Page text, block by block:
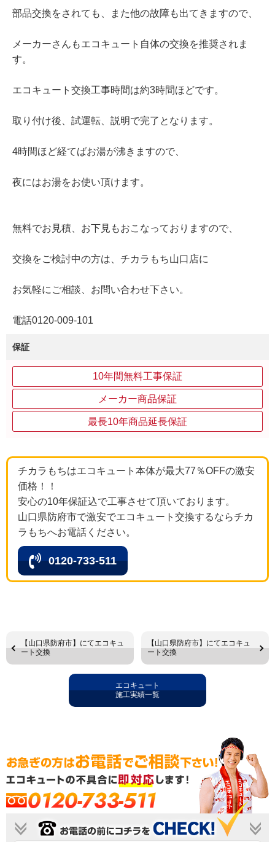
部品交換をされても、また他の故障も出てきますので、
メーカーさんもエコキュート自体の交換を推奨されま
す。
エコキュート交換工事時間は約3時間ほどです。
取り付け後、試運転、説明で完了となります。
4時間ほど経てばお湯が沸きますので、
夜にはお湯をお使い頂けます。
無料でお見積、お下見もおこなっておりますので、
交換をご検討中の方は、チカラもち山口店に
お気軽にご相談、お問い合わせ下さい。
電話0120-009-101
保証
10年間無料工事保証
メーカー商品保証
最長10年商品延長保証
チカラもちはエコキュート本体が最大77％OFFの激安
価格！！
安心の10年保証込で工事させて頂いております。
山口県防府市で激安でエコキュート交換するならチカ
ラもちへお電話ください。
0120-733-511
【山口県防府市】にてエコキュ
ート交換
【山口県防府市】にてエコキュ
ート交換
エコキュート
施工実績一覧
0120-733-511